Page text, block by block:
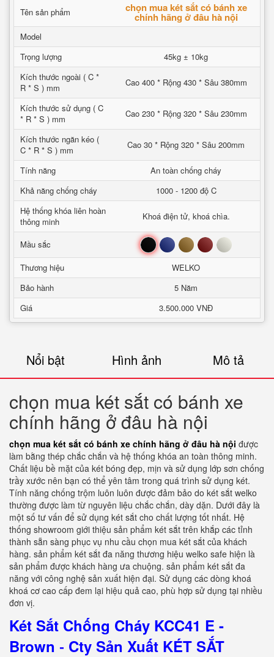
Tên sản phẩm chọn mua két sắt có bánh xe
chính hãng ở đâu hà nội
Model
Trọng lượng
45kg ± 10kg
Kích thước ngoài ( C *
R * S ) mm
Cao 400 * Rộng 430 * Sâu 380mm
Kích thước sử dụng ( C
* R * S ) mm
Cao 230 * Rộng 320 * Sâu 230mm
Kích thước ngăn kéo (
C * R * S ) mm
Cao 30 * Rộng 320 * Sâu 200mm
Tính năng
An toàn chống cháy
Khả năng chống cháy
1000 - 1200 độ C
Hệ thống khóa liên hoàn
thông minh
Khoá điện tử, khoá chìa.
Mầu sắc Đen Xanh Nâu Đỏ Trắng
Thương hiệu
WELKO
Bảo hành
5 Năm
Giá
3.500.000 VNĐ
Nổi bật Hình ảnh Mô tả
chọn mua két sắt có bánh xe
chính hãng ở đâu hà nội
chọn mua két sắt có bánh xe chính hãng ở đâu hà nội được
làm bằng thép chắc chắn và hệ thống khóa an toàn thông minh.
Chất liệu bề mặt của két bóng đẹp, mịn và sử dụng lớp sơn chống
trầy xước nên bạn có thể yên tâm trong quá trình sử dụng két.
Tính năng chống trộm luôn luôn được đảm bảo do két sắt welko
thường được làm từ nguyên liệu chắc chắn, dày dặn. Dưới đây là
một số tư vấn để sử dụng két sắt cho chất lượng tốt nhất. Hệ
thống showroom giới thiệu sản phẩm két sắt trên khắp các tỉnh
thành sẵn sàng phục vụ nhu cầu chọn mua két sắt của khách
hàng. sản phẩm két sắt đa năng thương hiệu welko safe hiện là
sản phẩm được khách hàng ưa chuộng. sản phẩm két sắt đa
năng với công nghệ sản xuất hiện đại. Sử dụng các dòng khoá
khoá cơ cao cấp đem lại hiệu quả cao, phù hợp sử dụng tại nhiều
đơn vị.
Két Sắt Chống Cháy KCC41 E -
Brown - Cty Sản Xuất KÉT SẮT